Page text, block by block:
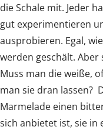
die Schale mit. Jeder
gut experimentieren
ausprobieren. Egal,
werden geschält.
Muss man die weiße,
man sie dran lassen?
Marmelade einen
sich anbietet ist, sie in